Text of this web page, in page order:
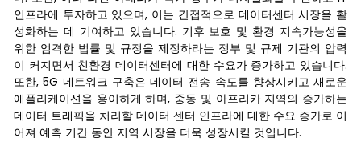
인프라에 투자하고 있으며, 이는 간접적으로 데이터센터 시장을 활
성화하는 데 기여하고 있습니다. 기후 보호 및 환경 지속가능성을
위한 엄격한 법률 및 규정을 제정하라는 정부 및 규제 기관의 압력
이 커지면서 친환경 데이터센터에 대한 수요가 증가하고 있습니다.
또한, 5G 네트워크 구축은 데이터 전송 속도를 향상시키고 새로운
애플리케이션을 용이하게 하며, 중동 및 아프리카 지역의 증가하는
데이터 트래픽을 처리할 데이터 센터 인프라에 대한 수요 증가로 이
어져 예측 기간 동안 지역 시장을 더욱 성장시킬 것입니다.